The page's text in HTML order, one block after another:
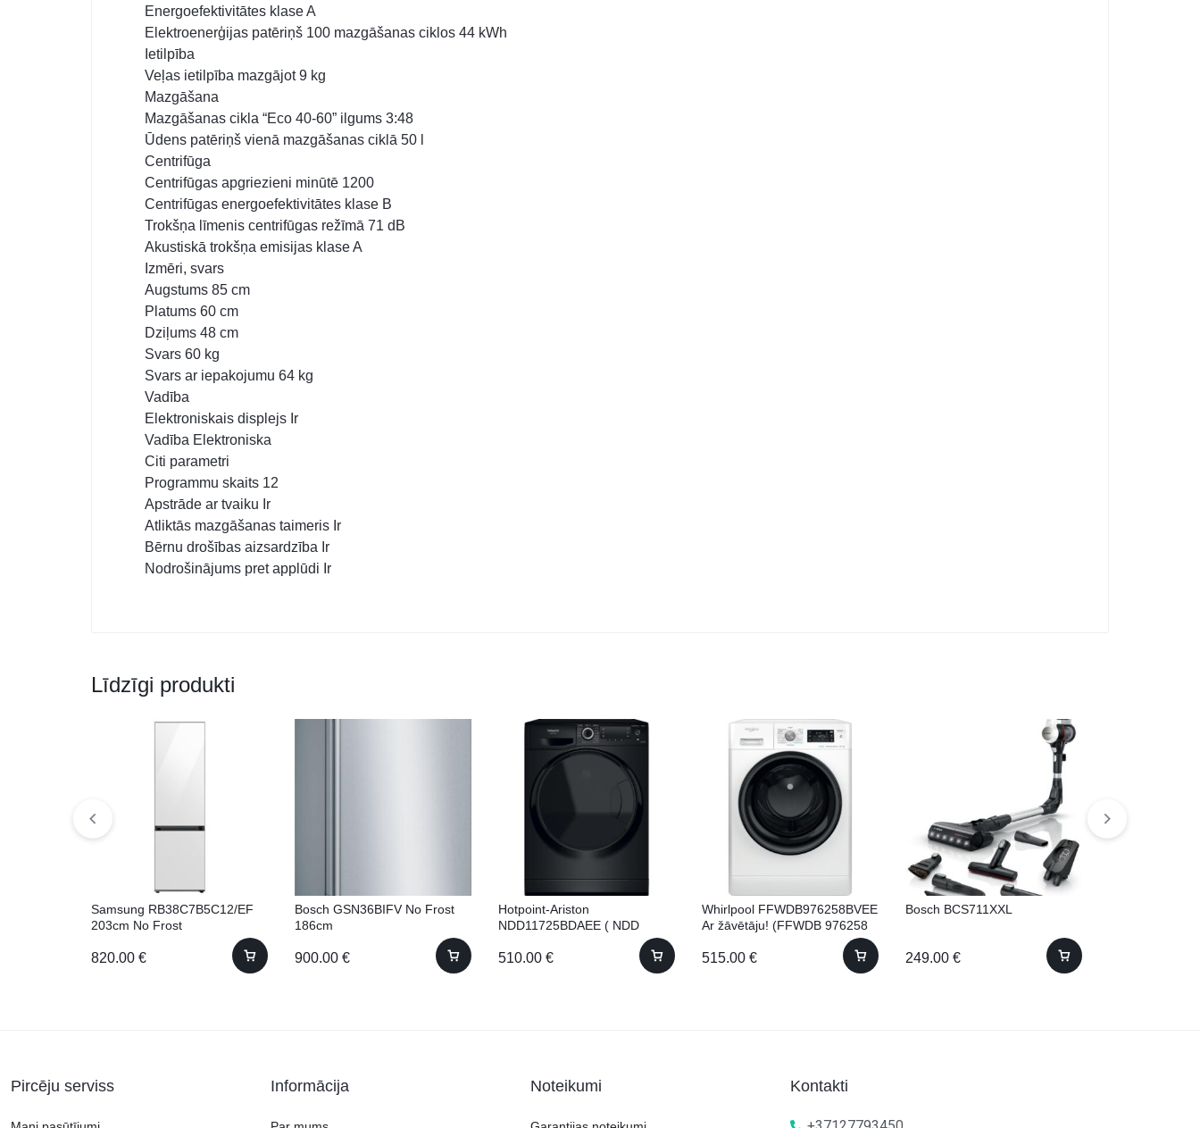
Energoefektivitātes klase A
Elektroenerģijas patēriņš 100 mazgāšanas ciklos 44 kWh
Ietilpība
Veļas ietilpība mazgājot 9 kg
Mazgāšana
Mazgāšanas cikla “Eco 40-60” ilgums 3:48
Ūdens patēriņš vienā mazgāšanas ciklā 50 l
Centrifūga
Centrifūgas apgriezieni minūtē 1200
Centrifūgas energoefektivitātes klase B
Trokšņa līmenis centrifūgas režīmā 71 dB
Akustiskā trokšņa emisijas klase A
Izmēri, svars
Augstums 85 cm
Platums 60 cm
Dziļums 48 cm
Svars 60 kg
Svars ar iepakojumu 64 kg
Vadība
Elektroniskais displejs Ir
Vadība Elektroniska
Citi parametri
Programmu skaits 12
Apstrāde ar tvaiku Ir
Atliktās mazgāšanas taimeris Ir
Bērnu drošības aizsardzība Ir
Nodrošinājums pret applūdi Ir
Līdzīgi produkti
Samsung RB38C7B5C12/EF
203cm No Frost
820.00 €
Bosch GSN36BIFV No Frost
186cm
900.00 €
Hotpoint-Ariston
NDD11725BDAEE ( NDD
11725 BDA EE) ar žāvētāju!
11kg 60.5cm
510.00 €
Whirlpool FFWDB976258BVEE
Ar žāvētāju! (FFWDB 976258
515.00 €
Bosch BCS711XXL
249.00 €
Pircēju serviss Informācija Noteikumi Kontakti